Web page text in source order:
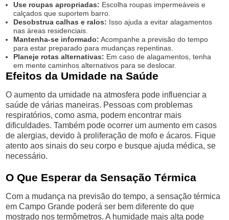
Use roupas apropriadas: Escolha roupas impermeáveis e
calçados que suportem barro.
Desobstrua calhas e ralos: Isso ajuda a evitar alagamentos
nas áreas residenciais.
Mantenha-se informado: Acompanhe a previsão do tempo
para estar preparado para mudanças repentinas.
Planeje rotas alternativas: Em caso de alagamentos, tenha
em mente caminhos alternativos para se deslocar.
Efeitos da Umidade na Saúde
O aumento da umidade na atmosfera pode influenciar a
saúde de várias maneiras. Pessoas com problemas
respiratórios, como asma, podem encontrar mais
dificuldades. Também pode ocorrer um aumento em casos
de alergias, devido à proliferação de mofo e ácaros. Fique
atento aos sinais do seu corpo e busque ajuda médica, se
necessário.
O Que Esperar da Sensação Térmica
Com a mudança na previsão do tempo, a sensação térmica
em Campo Grande poderá ser bem diferente do que
mostrado nos termômetros. A humidade mais alta pode